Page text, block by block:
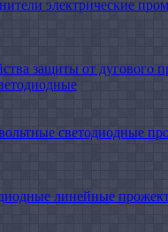
электрические
защиты от дугового
светодиодные
линейные